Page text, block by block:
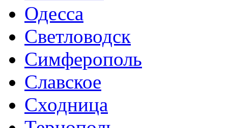
Одесса
Светловодск
Симферополь
Славское
Сходница